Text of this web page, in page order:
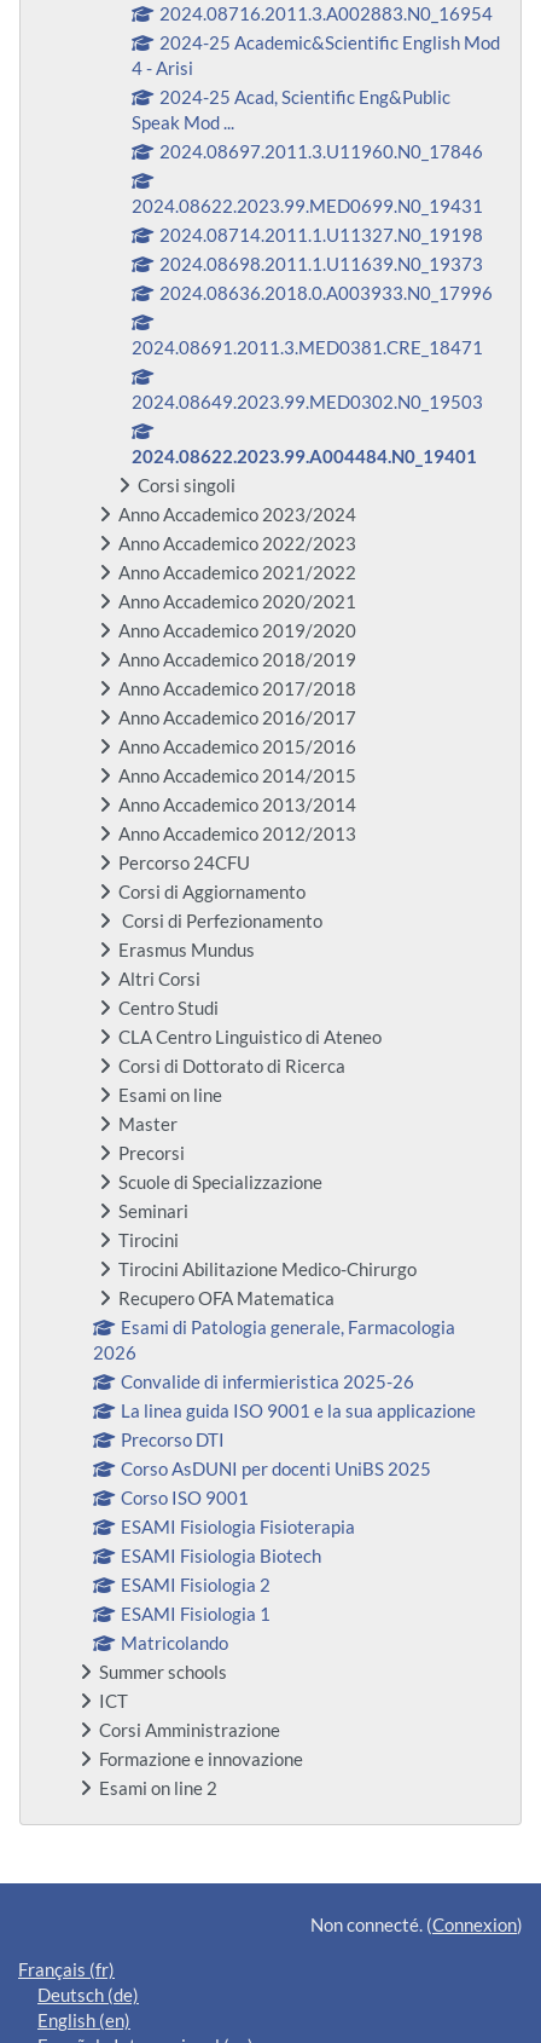
2024.08716.2011.3.A002883.N0_16954
2024-25 Academic&Scientific English Mod
4 - Arisi
2024-25 Acad, Scientific Eng&Public
Speak Mod ...
2024.08697.2011.3.U11960.N0_17846
2024.08622.2023.99.MED0699.N0_19431
2024.08714.2011.1.U11327.N0_19198
2024.08698.2011.1.U11639.N0_19373
2024.08636.2018.0.A003933.N0_17996
2024.08691.2011.3.MED0381.CRE_18471
2024.08649.2023.99.MED0302.N0_19503
2024.08622.2023.99.A004484.N0_19401
Corsi singoli
Anno Accademico 2023/2024
Anno Accademico 2022/2023
Anno Accademico 2021/2022
Anno Accademico 2020/2021
Anno Accademico 2019/2020
Anno Accademico 2018/2019
Anno Accademico 2017/2018
Anno Accademico 2016/2017
Anno Accademico 2015/2016
Anno Accademico 2014/2015
Anno Accademico 2013/2014
Anno Accademico 2012/2013
Percorso 24CFU
Corsi di Aggiornamento
Corsi di Perfezionamento
Erasmus Mundus
Altri Corsi
Centro Studi
CLA Centro Linguistico di Ateneo
Corsi di Dottorato di Ricerca
Esami on line
Master
Precorsi
Scuole di Specializzazione
Seminari
Tirocini
Tirocini Abilitazione Medico-Chirurgo
Recupero OFA Matematica
Esami di Patologia generale, Farmacologia
2026
Convalide di infermieristica 2025-26
La linea guida ISO 9001 e la sua applicazione
Precorso DTI
Corso AsDUNI per docenti UniBS 2025
Corso ISO 9001
ESAMI Fisiologia Fisioterapia
ESAMI Fisiologia Biotech
ESAMI Fisiologia 2
ESAMI Fisiologia 1
Matricolando
Summer schools
ICT
Corsi Amministrazione
Formazione e innovazione
Esami on line 2
Blocs supplémentaires
Non connecté. (Connexion)
Français ‎(fr)‎
Deutsch ‎(de)‎
English ‎(en)‎